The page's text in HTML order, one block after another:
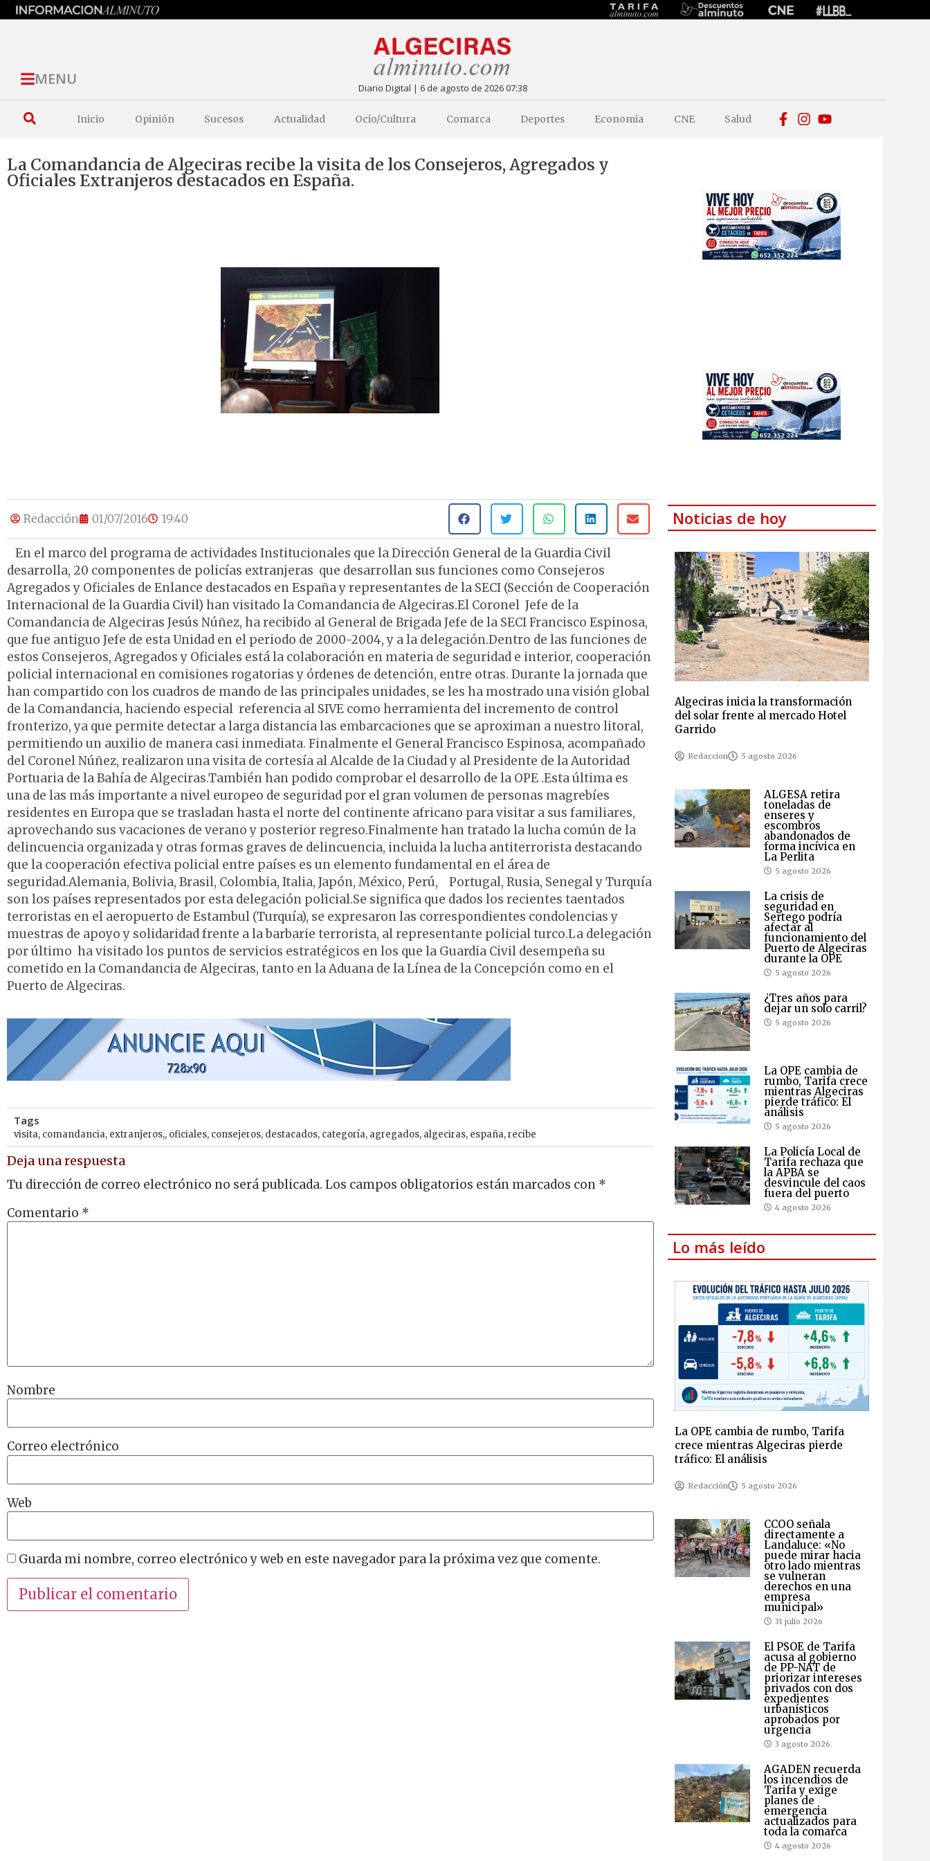
MENU Diario Digital | 6 de agosto de 2026 07:38
Inicio Opinión Sucesos Actualidad Ocio/Cultura Comarca Deportes Economia CNE Salud
La Comandancia de Algeciras recibe la visita de los Consejeros, Agregados y
Oficiales Extranjeros destacados en España.
Redacción 01/07/2016 19:40
En el marco del programa de actividades Institucionales que la Dirección General de la Guardia Civil
desarrolla, 20 componentes de policías extranjeras que desarrollan sus funciones como Consejeros
Agregados y Oficiales de Enlance destacados en España y representantes de la SECI (Sección de Cooperación
Internacional de la Guardia Civil) han visitado la Comandancia de Algeciras.El Coronel Jefe de la
Comandancia de Algeciras Jesús Núñez, ha recibido al General de Brigada Jefe de la SECI Francisco Espinosa,
que fue antiguo Jefe de esta Unidad en el periodo de 2000-2004, y a la delegación.Dentro de las funciones de
estos Consejeros, Agregados y Oficiales está la colaboración en materia de seguridad e interior, cooperación
policial internacional en comisiones rogatorias y órdenes de detención, entre otras. Durante la jornada que
han compartido con los cuadros de mando de las principales unidades, se les ha mostrado una visión global
de la Comandancia, haciendo especial referencia al SIVE como herramienta del incremento de control
fronterizo, ya que permite detectar a larga distancia las embarcaciones que se aproximan a nuestro litoral,
permitiendo un auxilio de manera casi inmediata. Finalmente el General Francisco Espinosa, acompañado
del Coronel Núñez, realizaron una visita de cortesía al Alcalde de la Ciudad y al Presidente de la Autoridad
Portuaria de la Bahía de Algeciras.También han podido comprobar el desarrollo de la OPE .Esta última es
una de las más importante a nivel europeo de seguridad por el gran volumen de personas magrebíes
residentes en Europa que se trasladan hasta el norte del continente africano para visitar a sus familiares,
aprovechando sus vacaciones de verano y posterior regreso.Finalmente han tratado la lucha común de la
delincuencia organizada y otras formas graves de delincuencia, incluida la lucha antiterrorista destacando
que la cooperación efectiva policial entre países es un elemento fundamental en el área de
seguridad.Alemania, Bolivia, Brasil, Colombia, Italia, Japón, México, Perú, Portugal, Rusia, Senegal y Turquía
son los países representados por esta delegación policial.Se significa que dados los recientes taentados
terroristas en el aeropuerto de Estambul (Turquía), se expresaron las correspondientes condolencias y
muestras de apoyo y solidaridad frente a la barbarie terrorista, al representante policial turco.La delegación
por último ha visitado los puntos de servicios estratégicos en los que la Guardia Civil desempeña su
cometido en la Comandancia de Algeciras, tanto en la Aduana de la Línea de la Concepción como en el
Puerto de Algeciras.
Tags
visita, comandancia, extranjeros,, oficiales, consejeros, destacados, categoría, agregados, algeciras, españa,recibe
Deja una respuesta
Tu dirección de correo electrónico no será publicada. Los campos obligatorios están marcados con *
Comentario *
Nombre
Correo electrónico
Web
Guarda mi nombre, correo electrónico y web en este navegador para la próxima vez que comente.
Noticias de hoy
Algeciras inicia la transformación
del solar frente al mercado Hotel
Garrido
Redaccion 5 agosto 2026
ALGESA retira
toneladas de
enseres y
escombros
abandonados de
forma incívica en
La Perlita
5 agosto 2026
La crisis de
seguridad en
Sertego podría
afectar al
funcionamiento del
Puerto de Algeciras
durante la OPE
5 agosto 2026
¿Tres años para
dejar un solo carril?
5 agosto 2026
La OPE cambia de
rumbo, Tarifa crece
mientras Algeciras
pierde tráfico: El
análisis
5 agosto 2026
La Policía Local de
Tarifa rechaza que
la APBA se
desvincule del caos
fuera del puerto
4 agosto 2026
Lo más leído
La OPE cambia de rumbo, Tarifa
crece mientras Algeciras pierde
tráfico: El análisis
Redacción 5 agosto 2026
CCOO señala
directamente a
Landaluce: «No
puede mirar hacia
otro lado mientras
se vulneran
derechos en una
empresa
municipal»
31 julio 2026
El PSOE de Tarifa
acusa al gobierno
de PP-NAT de
priorizar intereses
privados con dos
expedientes
urbanísticos
aprobados por
urgencia
3 agosto 2026
AGADEN recuerda
los incendios de
Tarifa y exige
planes de
emergencia
actualizados para
toda la comarca
4 agosto 2026